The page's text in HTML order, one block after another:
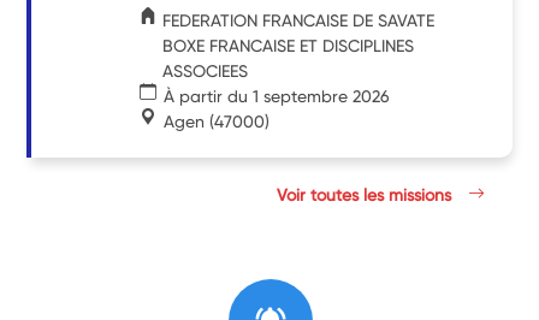
FEDERATION FRANCAISE DE SAVATE
BOXE FRANCAISE ET DISCIPLINES
ASSOCIEES
À partir du 1 septembre 2026
Agen (47000)
Voir toutes les missions